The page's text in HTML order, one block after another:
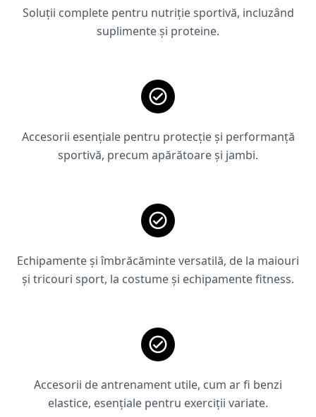
Soluții complete pentru nutriție sportivă, incluzând
suplimente și proteine.
Accesorii esențiale pentru protecție și performanță
sportivă, precum apărătoare și jambi.
Echipamente și îmbrăcăminte versatilă, de la maiouri
și tricouri sport, la costume și echipamente fitness.
Accesorii de antrenament utile, cum ar fi benzi
elastice, esențiale pentru exerciții variate.